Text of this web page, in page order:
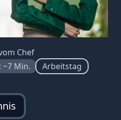
Chef
~7 Min. Arbeitstag